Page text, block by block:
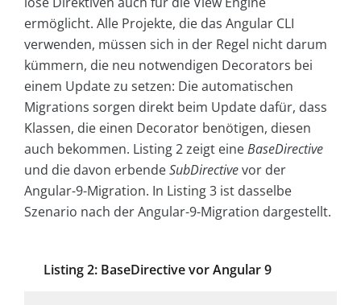
ermöglicht. Alle Projekte, die das Angular CLI
verwenden, müssen sich in der Regel nicht darum
kümmern, die neu notwendigen Decorators bei
einem Update zu setzen: Die automatischen
Migrations sorgen direkt beim Update dafür, dass
Klassen, die einen Decorator benötigen, diesen
auch bekommen. Listing 2 zeigt eineBaseDirective
und die davon erbendeSubDirectivevor der
Angular-9-Migration. In Listing 3 ist dasselbe
Szenario nach der Angular-9-Migration dargestellt.
Listing 2: BaseDirective vor Angular 9